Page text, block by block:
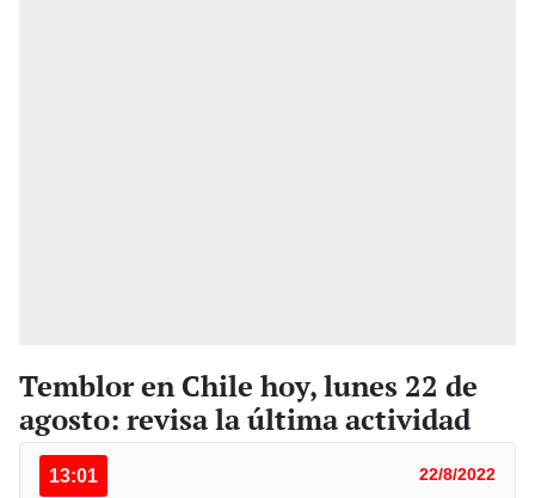
Temblor en Chile hoy, lunes 22 de
agosto: revisa la última actividad
13:01 22/8/2022